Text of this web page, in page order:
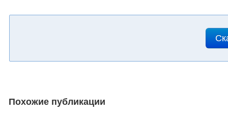
Похожие публикации